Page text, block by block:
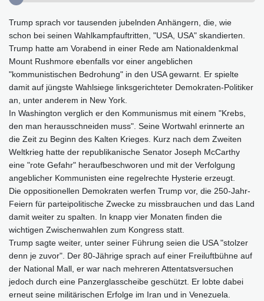
Trump sprach vor tausenden jubelnden Anhängern, die, wie
schon bei seinen Wahlkampfauftritten, "USA, USA" skandierten.
Trump hatte am Vorabend in einer Rede am Nationaldenkmal
Mount Rushmore ebenfalls vor einer angeblichen
"kommunistischen Bedrohung" in den USA gewarnt. Er spielte
damit auf jüngste Wahlsiege linksgerichteter Demokraten-Politiker
an, unter anderem in New York.
In Washington verglich er den Kommunismus mit einem "Krebs,
den man herausschneiden muss". Seine Wortwahl erinnerte an
die Zeit zu Beginn des Kalten Krieges. Kurz nach dem Zweiten
Weltkrieg hatte der republikanische Senator Joseph McCarthy
eine "rote Gefahr" heraufbeschworen und mit der Verfolgung
angeblicher Kommunisten eine regelrechte Hysterie erzeugt.
Die oppositionellen Demokraten werfen Trump vor, die 250-Jahr-
Feiern für parteipolitische Zwecke zu missbrauchen und das Land
damit weiter zu spalten. In knapp vier Monaten finden die
wichtigen Zwischenwahlen zum Kongress statt.
Trump sagte weiter, unter seiner Führung seien die USA "stolzer
denn je zuvor". Der 80-Jährige sprach auf einer Freiluftbühne auf
der National Mall, er war nach mehreren Attentatsversuchen
jedoch durch eine Panzerglasscheibe geschützt. Er lobte dabei
erneut seine militärischen Erfolge im Iran und in Venezuela.